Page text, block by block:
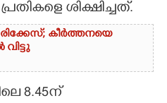
ശിക്ഷിച്ചത്.
കീർത്തനയെ
വിട്ടു
8.45ന്